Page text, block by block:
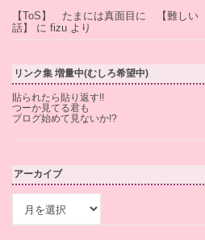
【ToS】 たまには真面目に 【難しい
話】
に fizu より
リンク集 増量中(むしろ希望中)
貼られたら貼り返す!!
つーか見てる君も
ブログ始めて見ないか!?
アーカイブ